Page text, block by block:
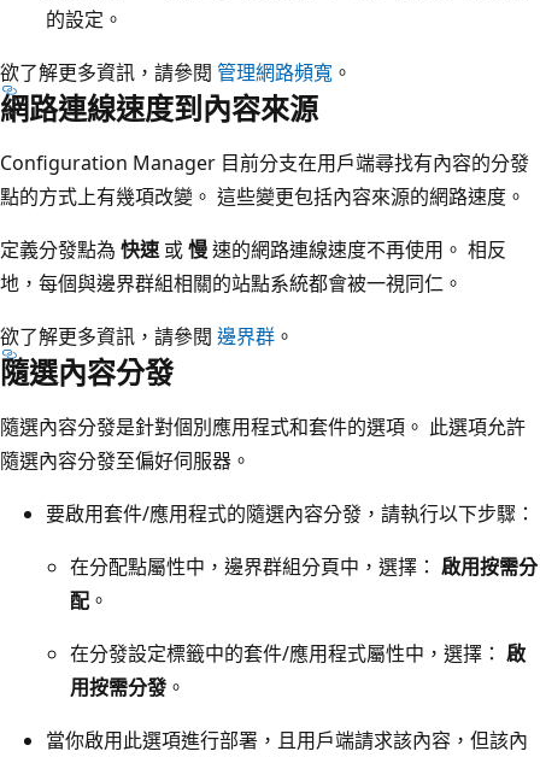
的設定。
欲了解更多資訊，請參閱 管理網路頻寬 。
網路連線速度到內容來源
Configuration Manager 目前分支在用戶端尋找有內容的分發
點的方式上有幾項改變。 這些變更包括內容來源的網路速度。
定義分發點為 快速或慢速的網路連線速度不再使用。 相反
地，每個與邊界群組相關的站點系統都會被一視同仁。
欲了解更多資訊，請參閱 邊界群 。
隨選內容分發
隨選內容分發是針對個別應用程式和套件的選項。 此選項允許
隨選內容分發至偏好伺服器。
要啟用套件/應用程式的隨選內容分發，請執行以下步驟：
在分配點屬性中，邊界群組分頁中，選擇： 啟用按需分
配 。
在分發設定標籤中的套件/應用程式屬性中，選擇： 啟
用按需分發 。
當你啟用此選項進行部署，且用戶端請求該內容，但該內